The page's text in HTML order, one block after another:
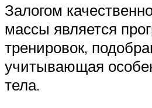
Залогом
массы является
тренировок,
учитывающая
тела.